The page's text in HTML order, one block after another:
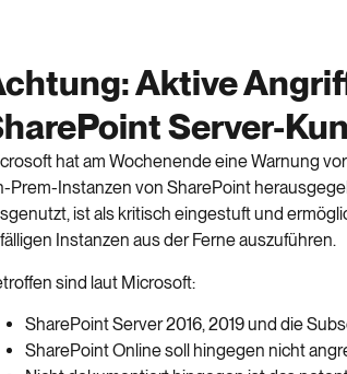
Aktive
Server-
hat am Wochenende eine Warnung
Prem-Instanzen von SharePoint
ist als kritisch eingestuft und
Instanzen aus der Ferne auszuführen.
sind laut Microsoft:
SharePoint Server 2016, 2019 und die
SharePoint Online soll hingegen nicht